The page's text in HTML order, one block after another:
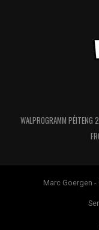
WALPROGRAMM PÉITENG
Marc Goergen